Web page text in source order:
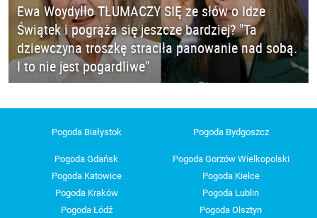
Ewa Woydyłło TŁUMACZY SIĘ ze słów o Idze
Świątek i pogrąża się jeszcze bardziej? "Ta
dziewczyna troszkę straciła panowanie nad sobą.
I to nie jest pogardliwe"
Pogoda Białystok Pogoda Bydgoszcz
Pogoda Gdańsk
Pogoda Gorzów Wielkopolski
Pogoda Katowice
Pogoda Kielce
Pogoda Kraków
Pogoda Lublin
Pogoda Łódź
Pogoda Olsztyn